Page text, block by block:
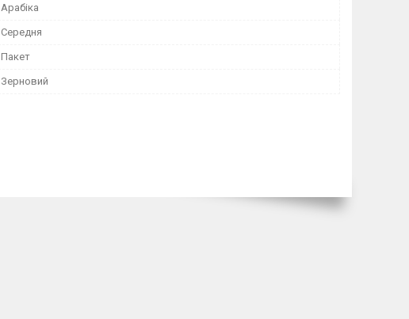
Арабіка
Середня
Пакет
Зерновий